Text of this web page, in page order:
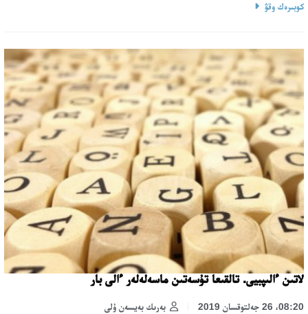
كوبىرەك وقۋ
لاتىن ءالىپبيى. تالقىعا تۇسەتىن ماسەلەلەر ءالى بار
بەرىك بەيسەن ۇلى 08:20، 26 جەلتوقسان 2019